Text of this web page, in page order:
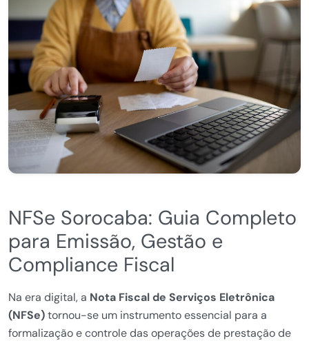
NFSe Sorocaba: Guia Completo
para Emissão, Gestão e
Compliance Fiscal
Na era digital, a Nota Fiscal de Serviços Eletrônica
(NFSe)tornou-se um instrumento essencial para a
formalização e controle das operações de prestação de